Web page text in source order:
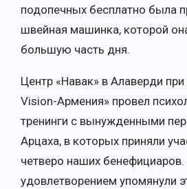
подопечных бесплатно была
швейная машинка, которой
большую часть дня.
Центр «Навак» в Алаверди
Vision-Армения» провел
тренинги с вынужденными
Арцаха, в которых приняли
четверо наших бенефициаров.
удовлетворением упомянули